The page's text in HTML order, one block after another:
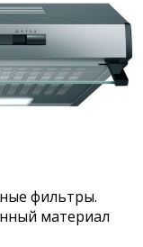
фильтры.
материал